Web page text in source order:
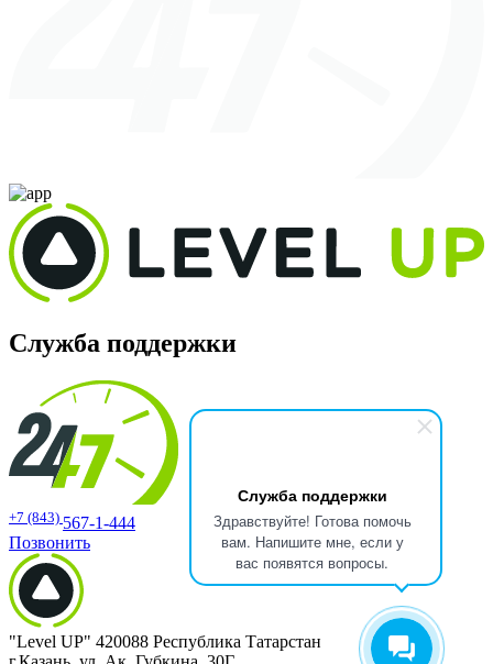
Служба поддержки
Здравствуйте! Готова помочь
вам. Напишите мне, если у
вас появятся вопросы.
Служба поддержки
+7 (843) 567-1-444
Позвонить
"Level UP" 420088 Республика Татарстан